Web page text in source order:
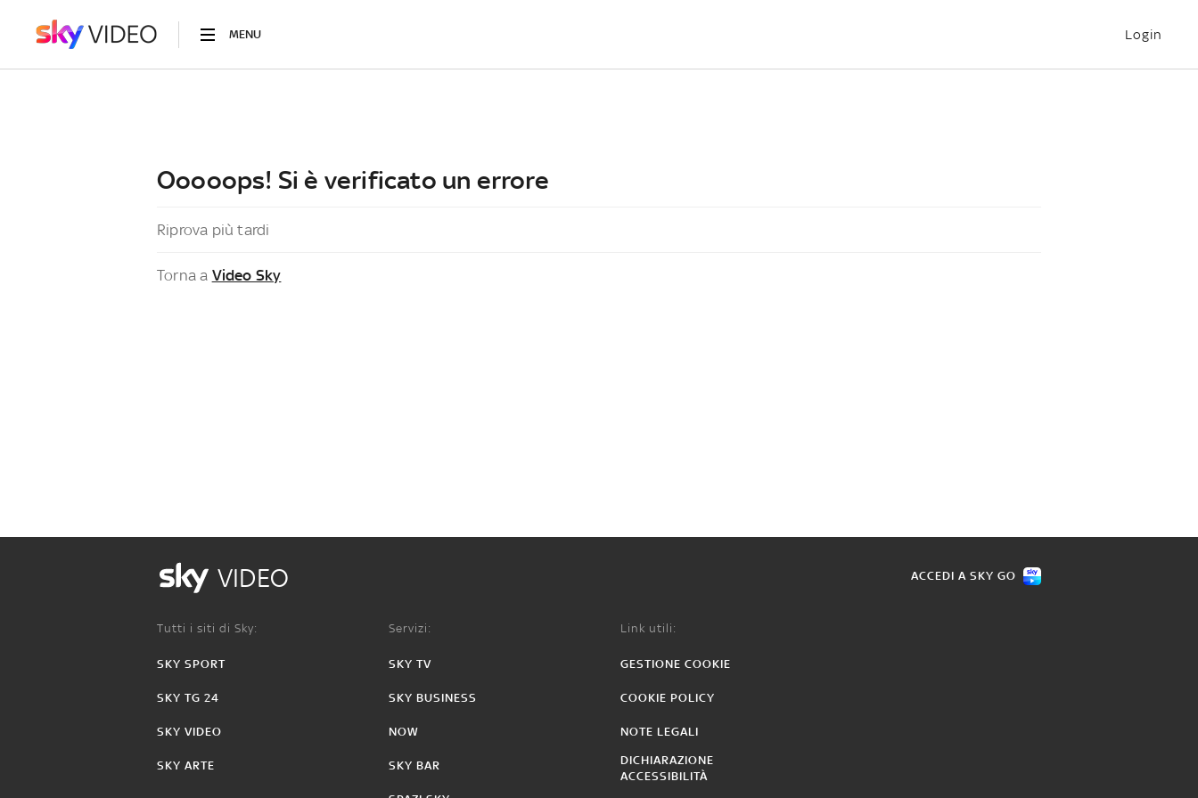
MENU Login
Ooooops! Si è verificato un errore
Riprova più tardi
Torna a Video Sky
VIDEO ACCEDI A SKY GO
Tutti i siti di Sky:
SKY SPORT
SKY TG 24
SKY VIDEO
SKY ARTE
Servizi:
SKY TV
SKY BUSINESS
NOW
SKY BAR
Link utili:
GESTIONE COOKIE
COOKIE POLICY
NOTE LEGALI
DICHIARAZIONE
ACCESSIBILITÀ